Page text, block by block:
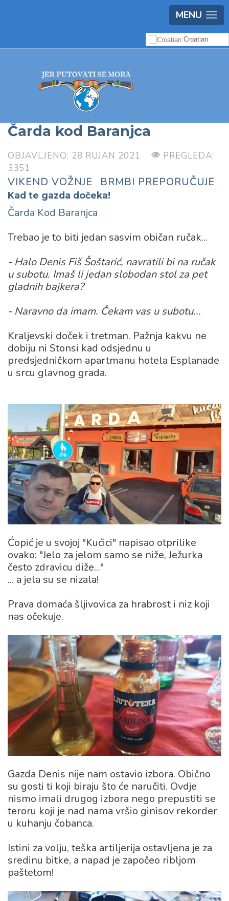
MENU
Croatian
Čarda kod Baranjca
OBJAVLJENO: 28 RUJAN 2021
PREGLEDA:
3351
VIKEND VOŽNJE BRMBI PREPORUČUJE
Kad te gazda dočeka!
Čarda Kod Baranjca
Trebao je to biti jedan sasvim običan ručak...
- Halo Denis Fiš Šoštarić, navratili bi na ručak
u subotu. Imaš li jedan slobodan stol za pet
gladnih bajkera?
- Naravno da imam. Čekam vas u subotu...
Kraljevski doček i tretman. Pažnja kakvu ne
dobiju ni Stonsi kad odsjednu u
predsjedničkom apartmanu hotela Esplanade
u srcu glavnog grada.
Ćopić je u svojoj "Kućici" napisao otprilike
ovako: "Jelo za jelom samo se niže, Ježurka
često zdravicu diže..."
... a jela su se nizala!
Prava domaća šljivovica za hrabrost i niz koji
nas očekuje.
Gazda Denis nije nam ostavio izbora. Obično
su gosti ti koji biraju što će naručiti. Ovdje
nismo imali drugog izbora nego prepustiti se
teroru koji je nad nama vršio ginisov rekorder
u kuhanju čobanca.
Istini za volju, teška artiljerija ostavljena je za
sredinu bitke, a napad je započeo ribljom
paštetom!